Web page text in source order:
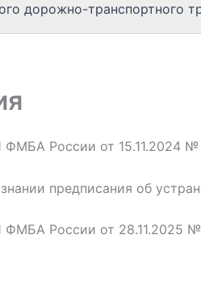
дорожно-транспортного
России от 15.11.2024 №
предписания об
России от 28.11.2025